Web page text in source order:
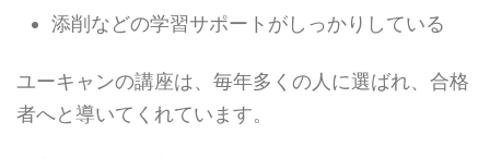
添削などの学習サポートがしっかりしている
ユーキャンの講座は、毎年多くの人に選ばれ、合格
者へと導いてくれています。